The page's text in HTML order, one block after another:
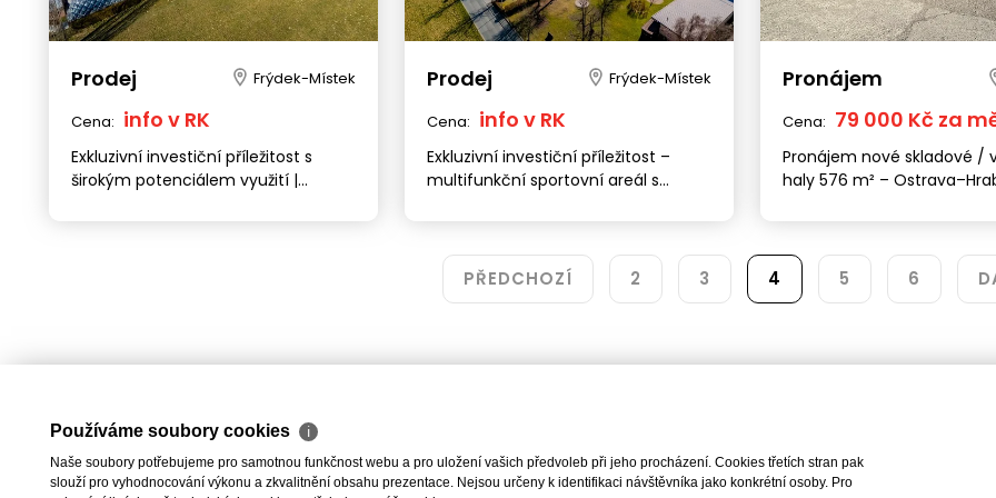
Prodej Frýdek-Místek
Cena: info v RK
Exkluzivní investiční příležitost s
širokým potenciálem využití |
Prodej Frýdek-Místek
Cena: info v RK
Exkluzivní investiční příležitost –
multifunkční sportovní areál s
Pronájem
Cena: 79 000 Kč za
Pronájem nové skladové /
haly 576 m² –
PŘEDCHOZÍ 2 3 4 5 6
Sídlo společnosti
Pobočka
+420 222 310 399
praha@iet-reality.cz
Nemovitosti na prodej
Nemovitosti k pronájmu
Byty na prodej i k pronájmu
Skladové prostory
Výhody realitní
Bezplatné
Odhady nemovitostí
Geodetické práce
Pojištění
Používáme soubory cookies ℹ
Naše soubory potřebujeme pro samotnou funkčnost webu a pro uložení vašich předvoleb při jeho procházení. Cookies třetích stran pak
slouží pro vyhodnocování výkonu a zkvalitnění obsahu prezentace. Nejsou určeny k identifikaci návštěvníka jako konkrétní osoby. Pro